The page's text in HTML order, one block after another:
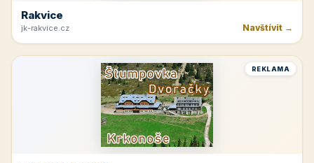
Rakvice
jk-rakvice.cz Navštívit →
REKLAMA